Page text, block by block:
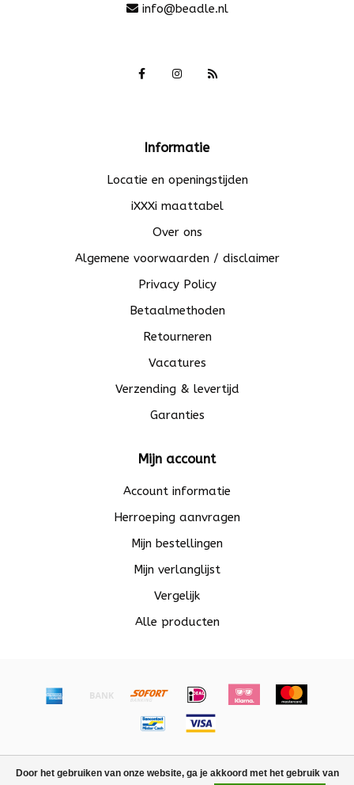
Door het gebruiken van onze website, ga je akkoord met het gebruik van
info@beadle.nl
Informatie
Locatie en openingstijden
iXXXi maattabel
Over ons
Algemene voorwaarden / disclaimer
Privacy Policy
Betaalmethoden
Retourneren
Vacatures
Verzending & levertijd
Garanties
Mijn account
Account informatie
Herroeping aanvragen
Mijn bestellingen
Mijn verlanglijst
Vergelijk
Alle producten